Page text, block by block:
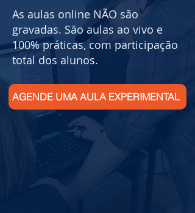
As aulas online NÃO são
gravadas. São aulas ao vivo e
100% práticas, com participação
total dos alunos.
AGENDE UMA AULA EXPERIMENTAL